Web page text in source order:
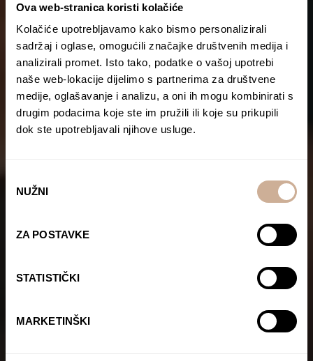
Ova web-stranica koristi kolačiće
Kolačiće upotrebljavamo kako bismo personalizirali
sadržaj i oglase, omogućili značajke društvenih medija i
analizirali promet. Isto tako, podatke o vašoj upotrebi
naše web-lokacije dijelimo s partnerima za društvene
medije, oglašavanje i analizu, a oni ih mogu kombinirati s
drugim podacima koje ste im pružili ili koje su prikupili
dok ste upotrebljavali njihove usluge.
pristanka
NUŽNI
ZA POSTAVKE
STATISTIČKI
MARKETINŠKI